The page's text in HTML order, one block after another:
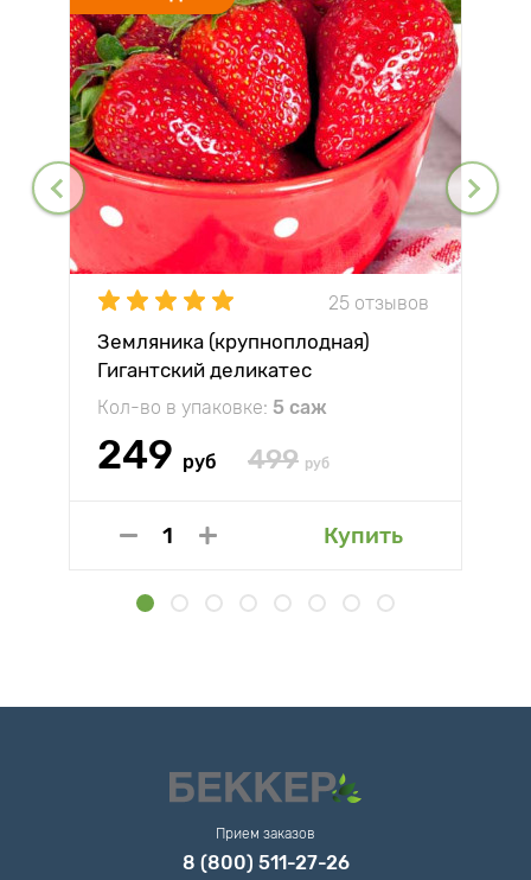
25 отзывов
Земляника (крупноплодная)
Гигантский деликатес
Кол-во в упаковке: 5 саж
249 руб 499 руб
Купить
Прием заказов
8 (800) 511-27-26